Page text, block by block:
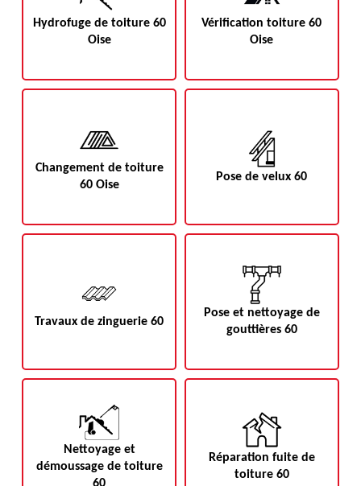
Hydrofuge de toiture 60
Oise
Vérification toiture 60
Oise
Changement de toiture
60 Oise
Pose de velux 60
Travaux de zinguerie 60
Pose et nettoyage de
gouttières 60
Nettoyage et
démoussage de toiture
60
Réparation fuite de
toiture 60